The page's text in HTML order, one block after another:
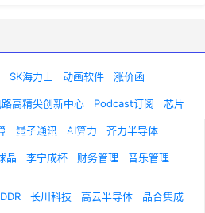
SK海力士 动画软件 涨价函
高精尖创新中心 Podcast订阅 芯片
量子通讯 AI算力 齐力半导体
晶 李宁成杯 财务管理 音乐管理
DDR 长川科技 高云半导体 晶合集成